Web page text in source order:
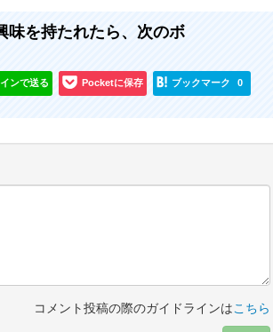
味を持たれたら、次のボ
ンで送る Pocketに保存 ブックマーク 0
コメント投稿の際のガイドラインはこちら